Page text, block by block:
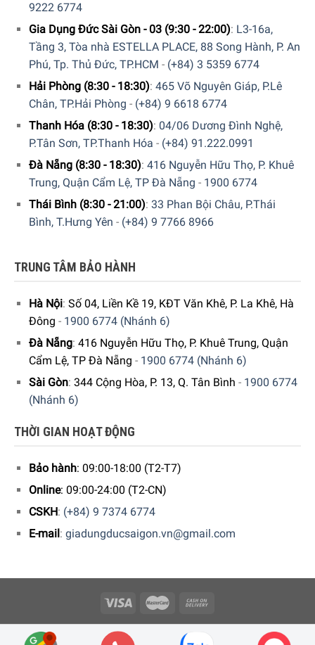
Bộ sản phẩm gồm:
Tay cầm: 2x DiamondClean 9000
Đầu bàn chải: 2 x C3 Premium Plaque Defense
Kính: 1
Trạm sạc: 2
Hiện tại sản phẩmBàn Chải Điện Philips Sonicare
HX9914/55đang được bày bán tại hệ thống showroom
7300 6774để nhận được những tư vấn chi tiết và đặt mua
tổng đài của Gia dụng Đức Sài Gòn sẽ gọi lại để xác nhận
đơn hàng với quý khách.
GIA DỤNG ĐỨC SÀI GÒN CAM KẾT:
Giao hàng nhanh chóng toàn quốc.
Bảo hành bằng thẻ bảo hành chính hãng từ công ty.
Hàng đúng nguồn gốc, chính hãng, nhập khẩu Đức &
EU.
Ngoài ra quý khách còn có thể tham khảo thêm các sản
phẩmBàn chải điệnkhác đang được bán tại các
showroom của Gia dụng Đức Sài Gòn trên toàn quốc và
website của chúng tôi. Nếu Quý khách ở khu vực Hà Nội,
hãy click
vào đây để mua hàng.
5/5 - (1 bình chọn)
9222 6774
Gia Dụng Đức Sài Gòn - 03 (9:30 - 22:00): L3-16a,
Tầng 3, Tòa nhà ESTELLA PLACE, 88 Song Hành, P. An
Phú, Tp. Thủ Đức, TP.HCM - (+84) 3 5359 6774
Hải Phòng (8:30 - 18:30): 465 Võ Nguyên Giáp, P.Lê
Chân, TP.Hải Phòng - (+84) 9 6618 6774
Thanh Hóa (8:30 - 18:30): 04/06 Dương Đình Nghệ,
P.Tân Sơn, TP.Thanh Hóa - (+84) 91.222.0991
Đà Nẵng (8:30 - 18:30): 416 Nguyễn Hữu Thọ, P. Khuê
Trung, Quận Cẩm Lệ, TP Đà Nẵng - 1900 6774
Thái Bình (8:30 - 21:00): 33 Phan Bội Châu, P.Thái
Bình, T.Hưng Yên - (+84) 9 7766 8966
TRUNG TÂM BẢO HÀNH
Hà Nội: Số 04, Liền Kề 19, KĐT Văn Khê, P. La Khê, Hà
Đông - 1900 6774 (Nhánh 6)
Đà Nẵng: 416 Nguyễn Hữu Thọ, P. Khuê Trung, Quận
Cẩm Lệ, TP Đà Nẵng - 1900 6774 (Nhánh 6)
Sài Gòn: 344 Cộng Hòa, P. 13, Q. Tân Bình - 1900 6774
(Nhánh 6)
THỜI GIAN HOẠT ĐỘNG
Bảo hành: 09:00-18:00 (T2-T7)
Online: 09:00-24:00 (T2-CN)
CSKH: (+84) 9 7374 6774
E-mail : giadungducsaigon.vn@gmail.com
Copyright 2026 © Công ty Cổ phần Minh Housewares - ĐKKD số